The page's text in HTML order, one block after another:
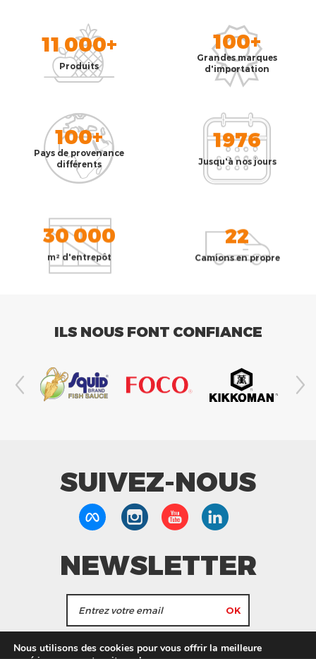
11 000+
Produits
100+
Grandes marques
d'importation
100+
Pays de provenance
différents
1976
Jusqu'à nos jours
30 000
m² d'entrepôt
22
Camions en propre
ILS NOUS FONT CONFIANCE
SUIVEZ-NOUS
NEWSLETTER
J'accepte de recevoir les actualités et les
Nous utilisons des cookies pour vous offrir la meilleure